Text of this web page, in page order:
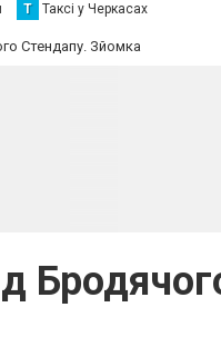
Т Таксі у Черкасах
Стендапу. Зйомка